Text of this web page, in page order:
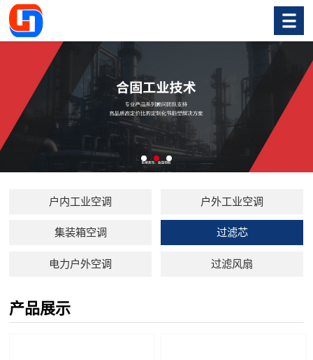
户内工业空调 户外工业空调
集装箱空调 过滤芯
电力户外空调 过滤风扇
产品展示